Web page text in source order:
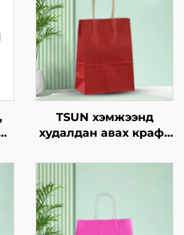
TSUN хэмжээнд
худалдан авах крафт
төвөгтэй бүтээгдсэн
логотой зах зээл,
Нийлүүлэх
он/Christmas-ийн
өрөөний баримт